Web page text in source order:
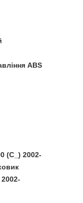
ABS
(C_) 2002-